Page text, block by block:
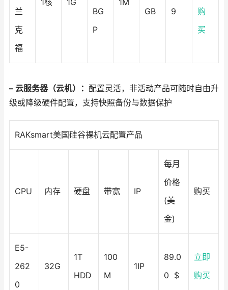
兰
克
福
1核 1G
BG
P
1M
GB
9
购
买
– 云服务器（云机）： 配置灵活，非活动产品可随时自由升
级或降级硬件配置，支持快照备份与数据保护
RAKsmart美国硅谷裸机云配置产品
CPU 内存 硬盘 带宽 IP
每月
价格
(美
金)
购买
E5-
262
0
32G
1T
HDD
100
M
1IP
89.0
0 $
立即
购买